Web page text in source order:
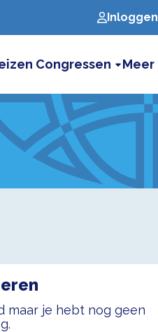
Inloggen
Congressen Meer
maar je hebt nog geen